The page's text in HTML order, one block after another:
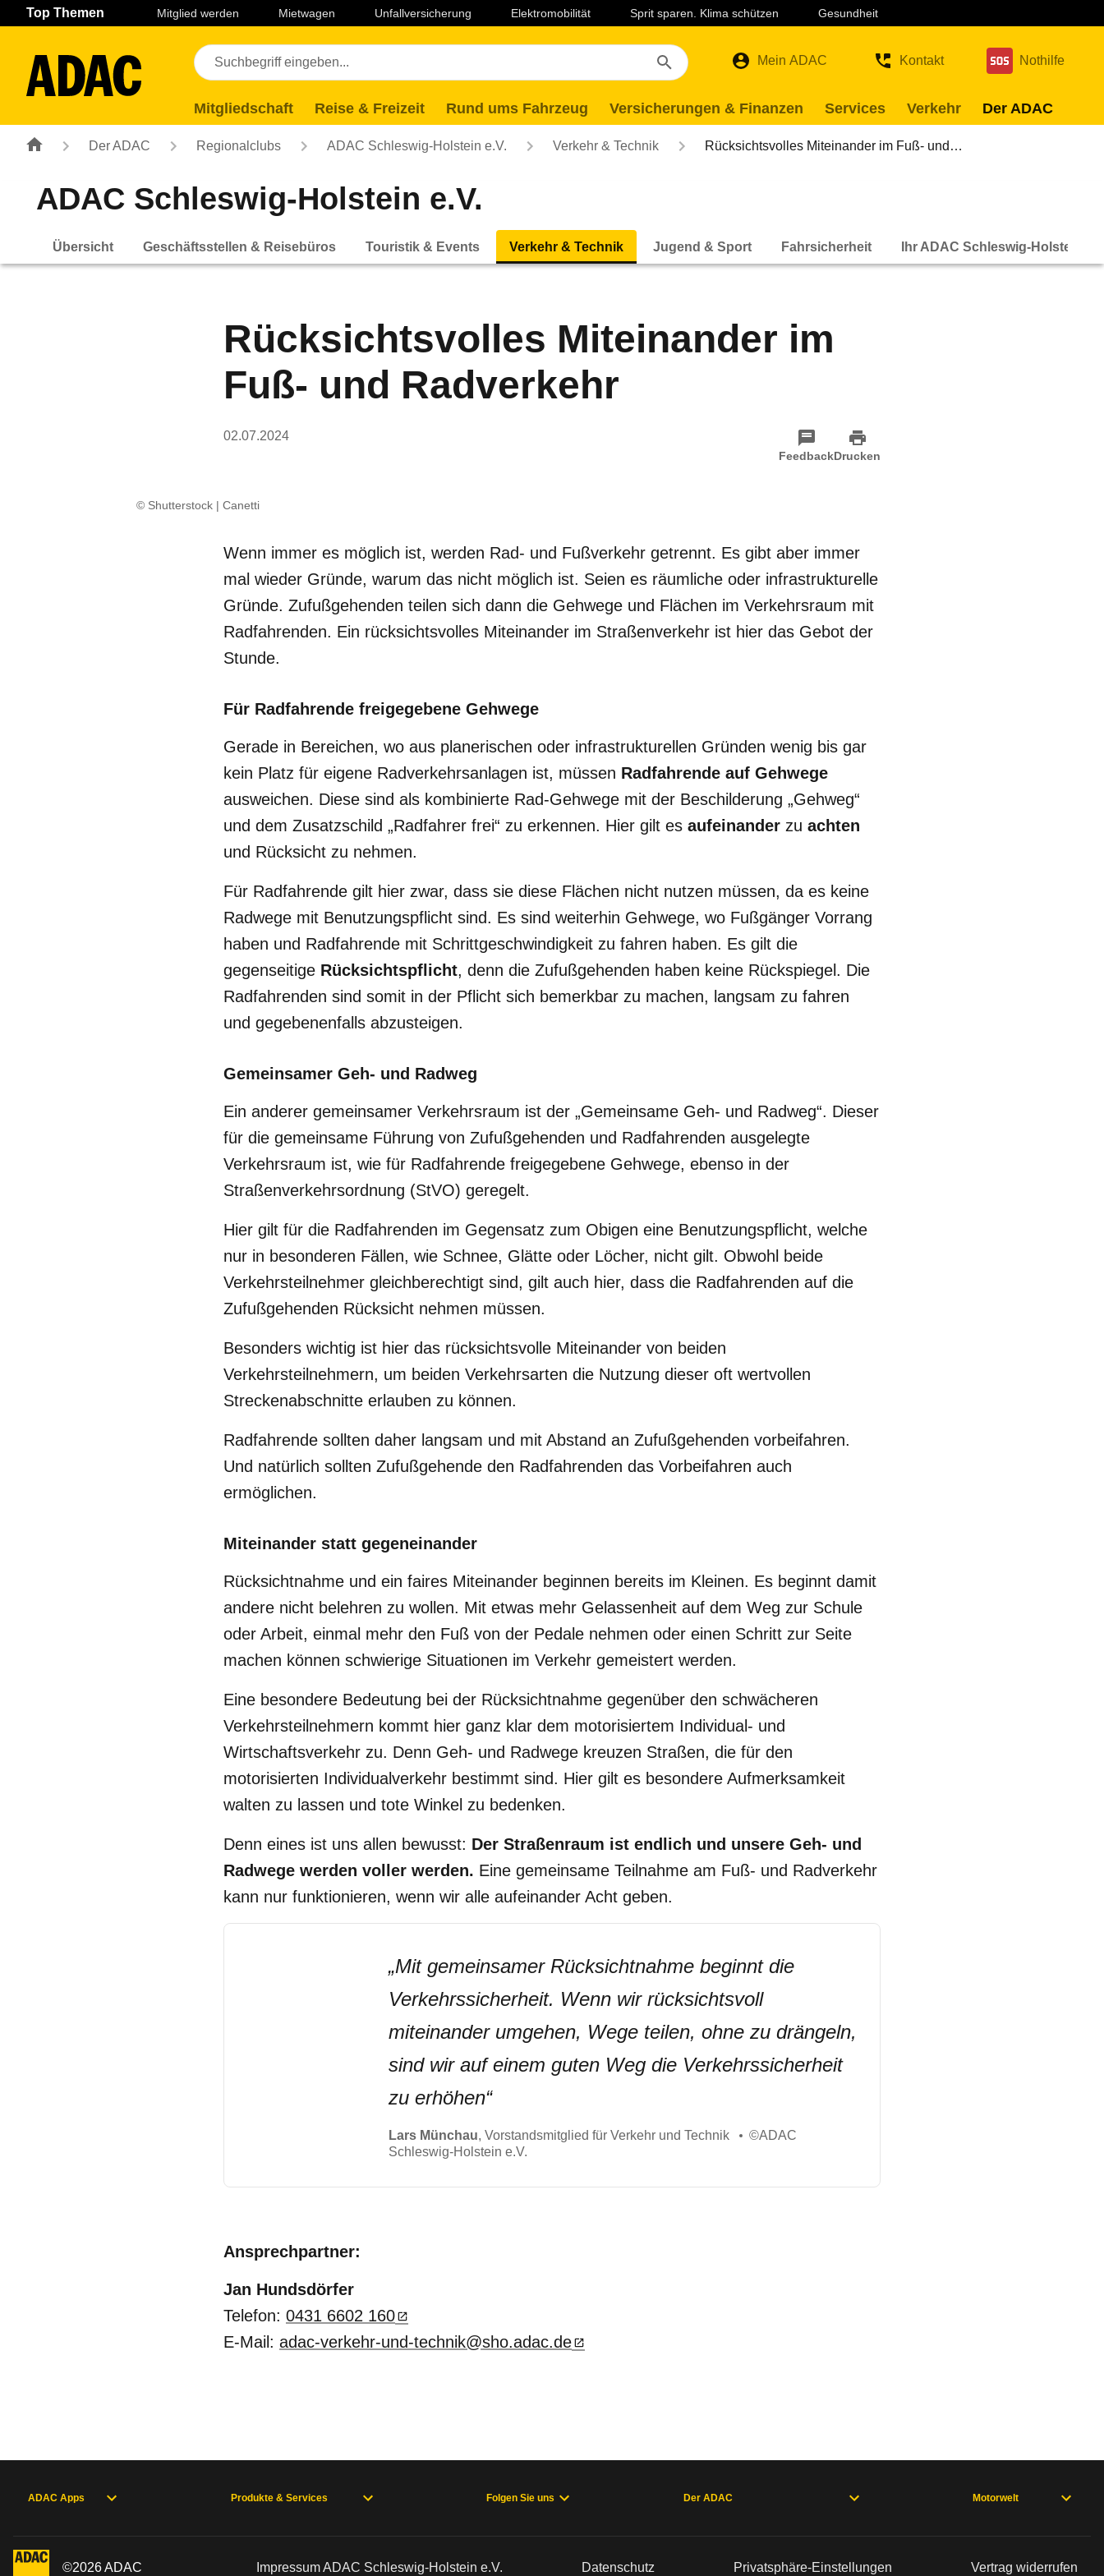
Navigation Seiteninhalt Fußzeile
Top Themen Mitglied werden Mietwagen Unfallversicherung Elektromobilität Sprit sparen. Klima schützen Gesundheit
Mein ADAC Kontakt Nothilfe
Mitgliedschaft Reise & Freizeit Rund ums Fahrzeug Versicherungen & Finanzen Services Verkehr Der ADAC
Der ADAC Regionalclubs ADAC Schleswig-Holstein e.V. Verkehr & Technik Rücksichtsvolles Miteinander im Fuß- und…
ADAC Schleswig-Holstein e.V.
Übersicht Geschäftsstellen & Reisebüros Touristik & Events Verkehr & Technik Jugend & Sport Fahrsicherheit Ihr ADAC Schleswig-Holstein
Rücksichtsvolles Miteinander im
Fuß- und Radverkehr
02.07.2024
FeedbackDrucken
© Shutterstock | Canetti
Wenn immer es möglich ist, werden Rad- und Fußverkehr getrennt. Es gibt aber immer
mal wieder Gründe, warum das nicht möglich ist. Seien es räumliche oder infrastrukturelle
Gründe. Zufußgehenden teilen sich dann die Gehwege und Flächen im Verkehrsraum mit
Radfahrenden. Ein rücksichtsvolles Miteinander im Straßenverkehr ist hier das Gebot der
Stunde.
Für Radfahrende freigegebene Gehwege
Gerade in Bereichen, wo aus planerischen oder infrastrukturellen Gründen wenig bis gar
kein Platz für eigene Radverkehrsanlagen ist, müssen Radfahrende auf Gehwege
ausweichen. Diese sind als kombinierte Rad-Gehwege mit der Beschilderung „Gehweg“
und dem Zusatzschild „Radfahrer frei“ zu erkennen. Hier gilt es aufeinander zu achten
und Rücksicht zu nehmen.
Für Radfahrende gilt hier zwar, dass sie diese Flächen nicht nutzen müssen, da es keine
Radwege mit Benutzungspflicht sind. Es sind weiterhin Gehwege, wo Fußgänger Vorrang
haben und Radfahrende mit Schrittgeschwindigkeit zu fahren haben. Es gilt die
gegenseitige Rücksichtspflicht, denn die Zufußgehenden haben keine Rückspiegel. Die
Radfahrenden sind somit in der Pflicht sich bemerkbar zu machen, langsam zu fahren
und gegebenenfalls abzusteigen.
Gemeinsamer Geh- und Radweg
Ein anderer gemeinsamer Verkehrsraum ist der „Gemeinsame Geh- und Radweg“. Dieser
für die gemeinsame Führung von Zufußgehenden und Radfahrenden ausgelegte
Verkehrsraum ist, wie für Radfahrende freigegebene Gehwege, ebenso in der
Straßenverkehrsordnung (StVO) geregelt.
Hier gilt für die Radfahrenden im Gegensatz zum Obigen eine Benutzungspflicht, welche
nur in besonderen Fällen, wie Schnee, Glätte oder Löcher, nicht gilt. Obwohl beide
Verkehrsteilnehmer gleichberechtigt sind, gilt auch hier, dass die Radfahrenden auf die
Zufußgehenden Rücksicht nehmen müssen.
Besonders wichtig ist hier das rücksichtsvolle Miteinander von beiden
Verkehrsteilnehmern, um beiden Verkehrsarten die Nutzung dieser oft wertvollen
Streckenabschnitte erlauben zu können.
Radfahrende sollten daher langsam und mit Abstand an Zufußgehenden vorbeifahren.
Und natürlich sollten Zufußgehende den Radfahrenden das Vorbeifahren auch
ermöglichen.
Miteinander statt gegeneinander
Rücksichtnahme und ein faires Miteinander beginnen bereits im Kleinen. Es beginnt damit
andere nicht belehren zu wollen. Mit etwas mehr Gelassenheit auf dem Weg zur Schule
oder Arbeit, einmal mehr den Fuß von der Pedale nehmen oder einen Schritt zur Seite
machen können schwierige Situationen im Verkehr gemeistert werden.
Eine besondere Bedeutung bei der Rücksichtnahme gegenüber den schwächeren
Verkehrsteilnehmern kommt hier ganz klar dem motorisiertem Individual- und
Wirtschaftsverkehr zu. Denn Geh- und Radwege kreuzen Straßen, die für den
motorisierten Individualverkehr bestimmt sind. Hier gilt es besondere Aufmerksamkeit
walten zu lassen und tote Winkel zu bedenken.
Denn eines ist uns allen bewusst: Der Straßenraum ist endlich und unsere Geh- und
Radwege werden voller werden. Eine gemeinsame Teilnahme am Fuß- und Radverkehr
kann nur funktionieren, wenn wir alle aufeinander Acht geben.
„Mit gemeinsamer Rücksichtnahme beginnt die
Verkehrssicherheit. Wenn wir rücksichtsvoll
miteinander umgehen, Wege teilen, ohne zu drängeln,
sind wir auf einem guten Weg die Verkehrssicherheit
zu erhöhen“
Lars Münchau, Vorstandsmitglied für Verkehr und Technik ©ADAC
Schleswig-Holstein e.V.
Ansprechpartner:
Jan Hundsdörfer
Telefon: 0431 6602 160
E-Mail: adac-verkehr-und-technik@sho.adac.de
ADAC Apps Produkte & Services Folgen Sie uns Der ADAC Motorwelt
©2026ADAC Impressum ADAC Schleswig-Holstein e.V. Datenschutz Privatsphäre-Einstellungen Vertrag widerrufen